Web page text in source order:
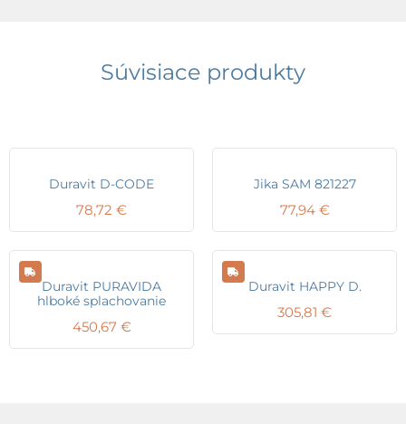
Súvisiace produkty
Duravit D-CODE
78,72 €
Jika SAM 821227
77,94 €
Duravit PURAVIDA
hlboké splachovanie
450,67 €
Duravit HAPPY D.
305,81 €